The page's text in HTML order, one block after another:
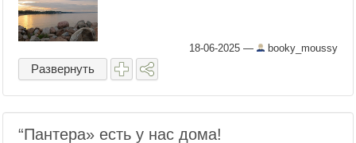
18-06-2025 — booky_moussy
Развернуть
“Пантера» есть у нас дома!